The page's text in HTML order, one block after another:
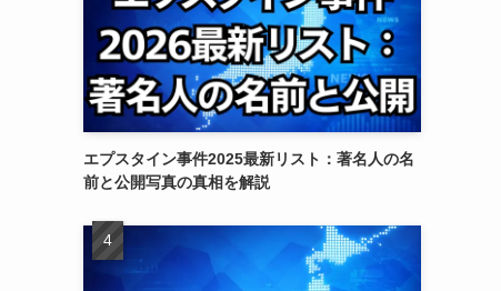
エプスタイン事件2025最新リスト：著名人の名
前と公開写真の真相を解説